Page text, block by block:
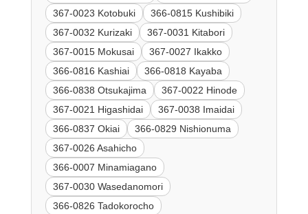
367-0023 Kotobuki
366-0815 Kushibiki
367-0032 Kurizaki
367-0031 Kitabori
367-0015 Mokusai
367-0027 Ikakko
366-0816 Kashiai
366-0818 Kayaba
366-0838 Otsukajima
367-0022 Hinode
367-0021 Higashidai
367-0038 Imaidai
366-0837 Okiai
366-0829 Nishionuma
367-0026 Asahicho
366-0007 Minamiagano
367-0030 Wasedanomori
366-0826 Tadokorocho